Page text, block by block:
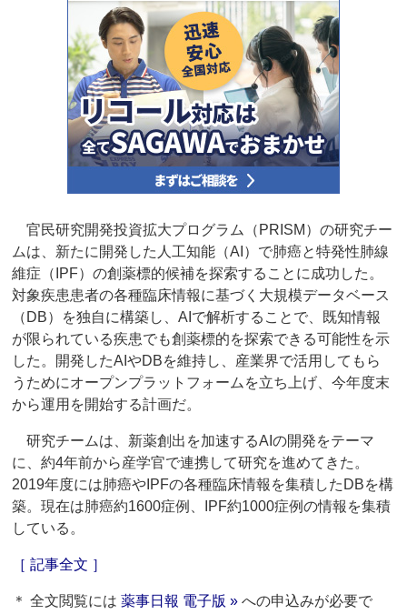
官民研究開発投資拡大プログラム（PRISM）の研究チー
ムは、新たに開発した人工知能（AI）で肺癌と特発性肺線
維症（IPF）の創薬標的候補を探索することに成功した。
対象疾患患者の各種臨床情報に基づく大規模データベース
（DB）を独自に構築し、AIで解析することで、既知情報
が限られている疾患でも創薬標的を探索できる可能性を示
した。開発したAIやDBを維持し、産業界で活用してもら
うためにオープンプラットフォームを立ち上げ、今年度末
から運用を開始する計画だ。
研究チームは、新薬創出を加速するAIの開発をテーマ
に、約4年前から産学官で連携して研究を進めてきた。
2019年度には肺癌やIPFの各種臨床情報を集積したDBを構
築。現在は肺癌約1600症例、IPF約1000症例の情報を集積
している。
［ 記事全文 ］
＊ 全文閲覧には薬事日報 電子版 » への申込みが必要で